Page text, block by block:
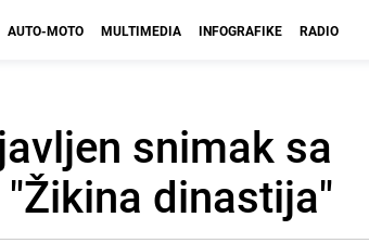
AUTO-MOTO MULTIMEDIA INFOGRAFIKE RADIO
snimak sa
dinastija"